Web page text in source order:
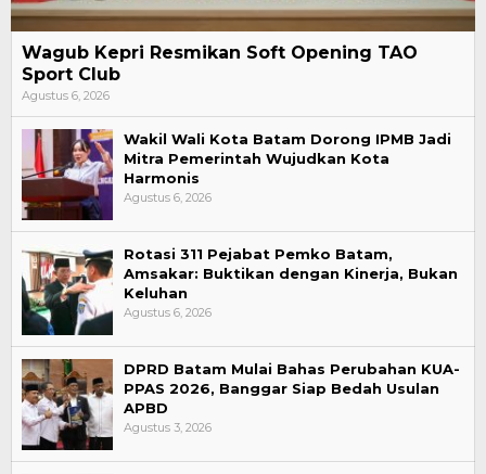
Wagub Kepri Resmikan Soft Opening TAO
Sport Club
Agustus 6, 2026
Wakil Wali Kota Batam Dorong IPMB Jadi
Mitra Pemerintah Wujudkan Kota
Harmonis
Agustus 6, 2026
Rotasi 311 Pejabat Pemko Batam,
Amsakar: Buktikan dengan Kinerja, Bukan
Keluhan
Agustus 6, 2026
DPRD Batam Mulai Bahas Perubahan KUA-
PPAS 2026, Banggar Siap Bedah Usulan
APBD
Agustus 3, 2026